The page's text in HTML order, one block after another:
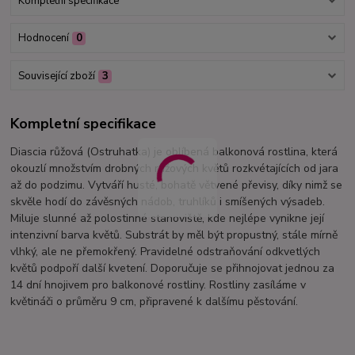
Hodnocení 0
Související zboží 3
Kompletní specifikace
Diascia růžová (Ostruhatka) je oblíbená balkonová rostlina, která
okouzlí množstvím drobných růžových květů rozkvétajících od jara
až do podzimu. Vytváří husté, bohatě větvené převisy, díky nimž se
skvěle hodí do závěsných nádob, truhlíků i smíšených výsadeb.
Miluje slunné až polostinné stanoviště, kde nejlépe vynikne její
intenzivní barva květů. Substrát by měl být propustný, stále mírně
vlhký, ale ne přemokřený. Pravidelné odstraňování odkvetlých
květů podpoří další kvetení. Doporučuje se přihnojovat jednou za
14 dní hnojivem pro balkonové rostliny. Rostliny zasíláme v
květináči o průměru 9 cm, připravené k dalšímu pěstování.